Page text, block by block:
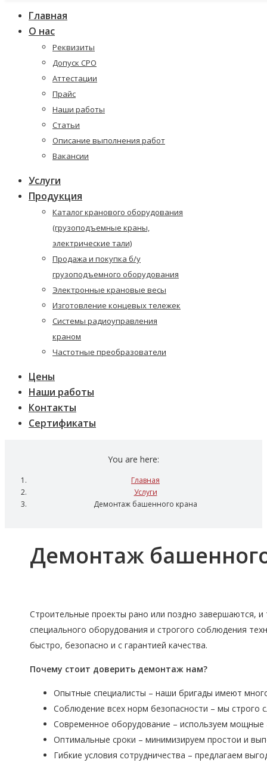
Главная
О нас
Реквизиты
Допуск СРО
Аттестации
Прайс
Наши работы
Статьи
Описание выполнения работ
Вакансии
Услуги
Продукция
Каталог кранового оборудования
(грузоподъемные краны,
электрические тали)
Продажа и покупка б/у
грузоподъемного оборудования
Электронные крановые весы
Изготовление концевых тележек
Системы радиоуправления
краном
Частотные преобразователи
Цены
Наши работы
Контакты
Сертификаты
You are here:
Главная
Услуги
Демонтаж башенного крана
Демонтаж
Строительные проекты рано или поздно завершаются,
специального оборудования и строгого соблюдения
быстро, безопасно и с гарантией качества.
Почему стоит доверить демонтаж нам?
Опытные специалисты – наши бригады имеют
Соблюдение всех норм безопасности – мы
Современное оборудование – используем мощные
Оптимальные сроки – минимизируем простои и
Гибкие условия сотрудничества – предлагаем